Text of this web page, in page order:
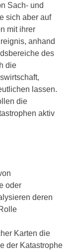
Sach- und
sich aber auf
mit ihrer
anhand
des
die
lassen.
die
aktiv
oder
deren
Karten die
der Katastrophe